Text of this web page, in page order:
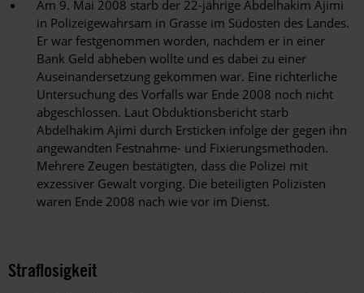
Am 9. Mai 2008 starb der 22-jährige Abdelhakim Ajimi
in Polizeigewahrsam in Grasse im Südosten des Landes.
Er war festgenommen worden, nachdem er in einer
Bank Geld abheben wollte und es dabei zu einer
Auseinandersetzung gekommen war. Eine richterliche
Untersuchung des Vorfalls war Ende 2008 noch nicht
abgeschlossen. Laut Obduktionsbericht starb
Abdelhakim Ajimi durch Ersticken infolge der gegen ihn
angewandten Festnahme- und Fixierungsmethoden.
Mehrere Zeugen bestätigten, dass die Polizei mit
exzessiver Gewalt vorging. Die beteiligten Polizisten
waren Ende 2008 nach wie vor im Dienst.
Straflosigkeit